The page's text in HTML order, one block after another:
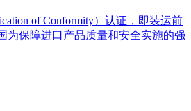
of Conformity）认证，即装运前
为保障进口产品质量和安全实施的强